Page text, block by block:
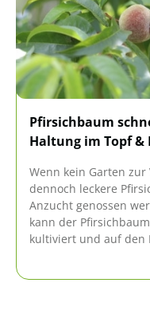
Pfirsichbaum
Haltung im Topf
Wenn kein Garten
dennoch leckere
Anzucht genossen
kann der
kultiviert und auf den
bei im Freien